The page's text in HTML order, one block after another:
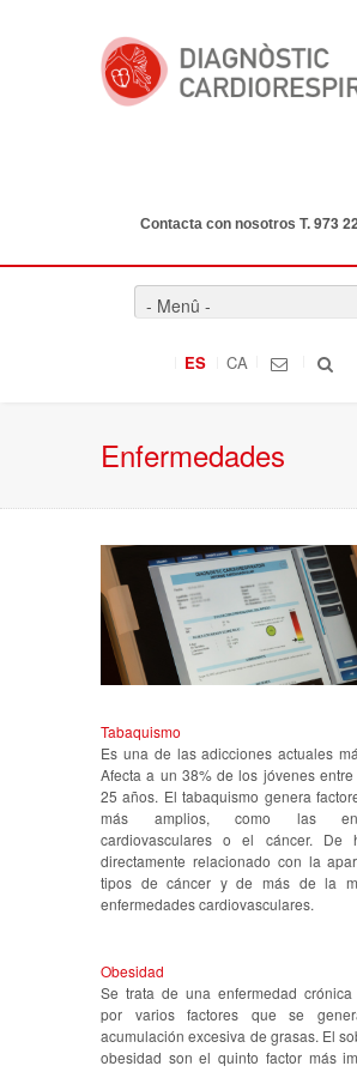
Contacta con nosotros T. 973
- Menû -
ES CA
Enfermedades
Tabaquismo
Es una de las adicciones actuales
Afecta a un 38% de los jóvenes
25 años. El tabaquismo genera
más amplios, como las
cardiovasculares o el cáncer. De
directamente relacionado con la
tipos de cáncer y de más de la
enfermedades cardiovasculares.
Obesidad
Se trata de una enfermedad crónica
por varios factores que se
acumulación excesiva de grasas. El
obesidad son el quinto factor más